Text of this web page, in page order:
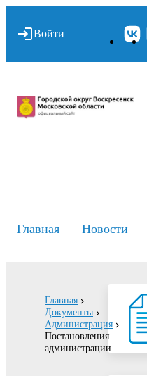
Войти
Главная Новости
Главная
Документы
Администрация
Постановления
администрации